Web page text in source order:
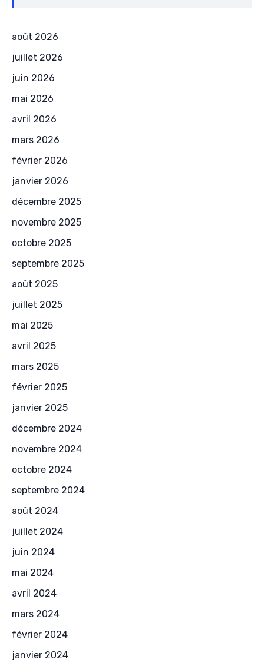
août 2026
juillet 2026
juin 2026
mai 2026
avril 2026
mars 2026
février 2026
janvier 2026
décembre 2025
novembre 2025
octobre 2025
septembre 2025
août 2025
juillet 2025
mai 2025
avril 2025
mars 2025
février 2025
janvier 2025
décembre 2024
novembre 2024
octobre 2024
septembre 2024
août 2024
juillet 2024
juin 2024
mai 2024
avril 2024
mars 2024
février 2024
janvier 2024